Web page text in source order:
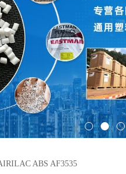
ABS AF3535